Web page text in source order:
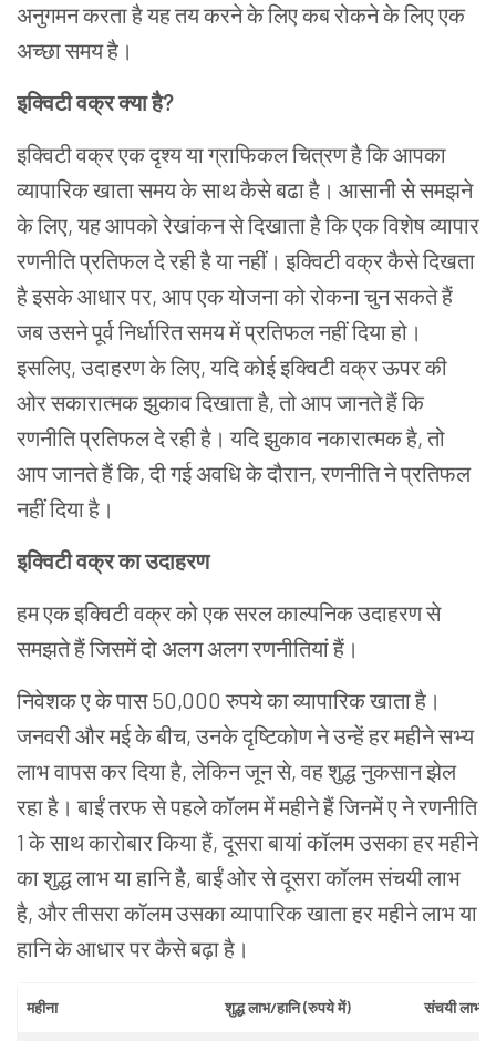
अनुगमनकरताहैयहतयकरनेकेलिएकबरोकनेकेलिएएक
अच्छासमयहै।
इक्विटीवक्रक्याहै?
इक्विटीवक्रएकदृश्ययाग्राफिकलचित्रणहैकिआपका
व्यापारिकखातासमयकेसाथकैसेबढा है। आसानी से समझने
केलिए,यहआपकोरेखांकनसेदिखाताहैकिएकविशेषव्यापार
रणनीतिप्रतिफल दे रहीहैयानहीं। इक्विटीवक्रकैसेदिखता
हैइसकेआधारपर, आपएकयोजनाकोरोकनाचुनसकतेहैं
जबउसनेपूर्वनिर्धारितसमयमेंप्रतिफल नहींदियाहो।
इसलिए,उदाहरणकेलिए,यदिकोईइक्विटीवक्रऊपरकी
ओरसकारात्मकझुकावदिखाताहै,तोआपजानतेहैंकि
रणनीतिप्रतिफल दे रहीहै। यदिझुकावनकारात्मकहै,तो
आपजानतेहैंकि,दीगईअवधिकेदौरान,रणनीतिने प्रतिफल
नहींदियाहै।
इक्विटीवक्रकाउदाहरण
हमएकइक्विटीवक्रकोएकसरलकाल्पनिकउदाहरणसे
समझतेहैंजिसमेंदोअलगअलगरणनीतियांहैं।
निवेशकएकेपास50,000रुपयेकाव्यापारिकखाताहै।
जनवरीऔरमईकेबीच,उनकेदृष्टिकोणनेउन्हेंहरमहीनेसभ्य
लाभवापसकरदियाहै,लेकिनजूनसे,वहशुद्धनुकसानझेल
रहाहै। बाईंतरफसेपहलेकॉलममेंमहीनेहैं जिनमें ए नेरणनीति
1केसाथकारोबारकियाहैं,दूसराबायांकॉलमउसकाहरमहीने
का शुद्धलाभयाहानिहै,बाईंओरसेदूसराकॉलमसंचयीलाभ
है, औरतीसराकॉलमउसकाव्यापारिकखाताहरमहीनेलाभया
हानिकेआधारपरकैसेबढ़ाहै।
महीना शुद्धलाभ/हानि(रुपयेमें) संचयीलाभ